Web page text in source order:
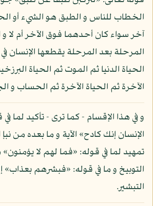
الخطاب للناس و الطبق هو الشيء أو
آخر سواء كان أحدهما فوق الآخر أم لا
المرحلة بعد المرحلة يقطعها الإنسان
الحياة الدنيا ثم الموت ثم الحياة
الآخرة ثم الحياة الآخرة ثم الحساب و
و في هذا الإقسام - كما ترى - تأكيد لما في
الإنسان إنك كادح» الآية و ما بعده من
تمهيد لما في قوله: «فما لهم لا
التوبيخ و ما في قوله: «فبشرهم بعذاب»
التبشير.